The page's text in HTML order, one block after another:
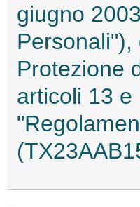
giugno
Protezione
articoli 13